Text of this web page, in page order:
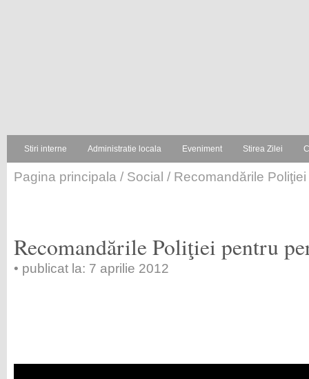
Stiri interne Administratie locala Eveniment Stirea Zilei
Pagina principala / Social / Recomandările
Recomandările Poliţiei pentru
• publicat la: 7 aprilie 2012